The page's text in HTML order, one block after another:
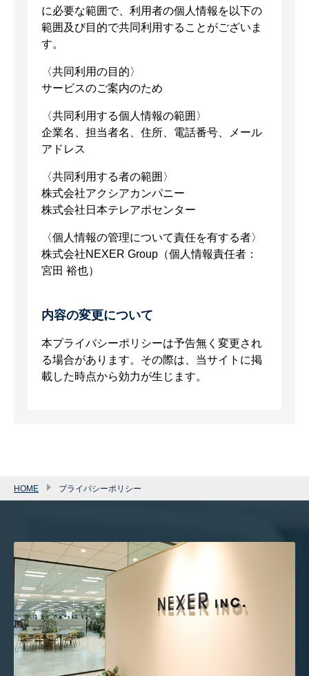
に必要な範囲で、利用者の個人情報を以下の
範囲及び目的で共同利用することがございま
す。
〈共同利用の目的〉
サービスのご案内のため
〈共同利用する個人情報の範囲〉
企業名、担当者名、住所、電話番号、メール
アドレス
〈共同利用する者の範囲〉
株式会社アクシアカンパニー
株式会社日本テレアポセンター
〈個人情報の管理について責任を有する者〉
株式会社NEXER Group（個人情報責任者：
宮田 裕也）
内容の変更について
本プライバシーポリシーは予告無く変更され
る場合があります。その際は、当サイトに掲
載した時点から効力が生じます。
HOME プライバシーポリシー